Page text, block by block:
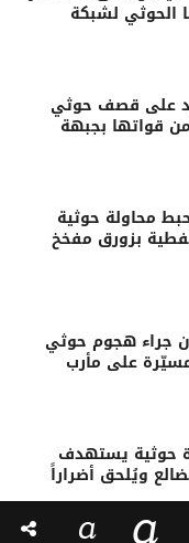
الحوثي لشبكة
على قصف حوثي
قواتها بجبهة
محاولة حوثية
بزورق مفخخ
جراء هجوم حوثي
ومسيّرة على مأرب
حوثية يستهدف
ويُلحق أضراراً
a a